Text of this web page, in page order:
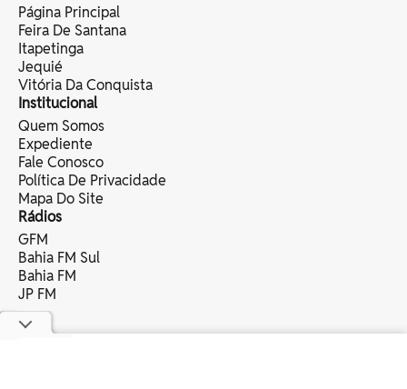
Página Principal
Feira De Santana
Itapetinga
Jequié
Vitória Da Conquista
Institucional
Quem Somos
Expediente
Fale Conosco
Política De Privacidade
Mapa Do Site
Rádios
GFM
Bahia FM Sul
Bahia FM
JP FM